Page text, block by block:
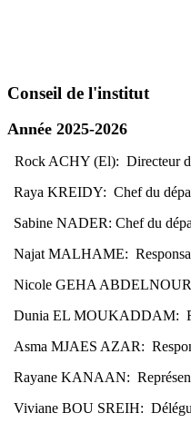
Conseil de l'institut
Année 2025-2026
Rock ACHY (El): Directeur
Raya KREIDY: Chef du
Sabine NADER: Chef du
Najat MALHAME:
Nicole GEHA
Dunia EL MOUKADDAM:
Asma MJAES AZAR:
Rayane KANAAN:
Viviane BOU SREIH: